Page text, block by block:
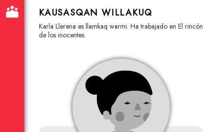
KAUSASQAN WILLAKUQ
Karla Llerena es llamkaq warmi. Ha trabajado en El rincón
de los inocentes.